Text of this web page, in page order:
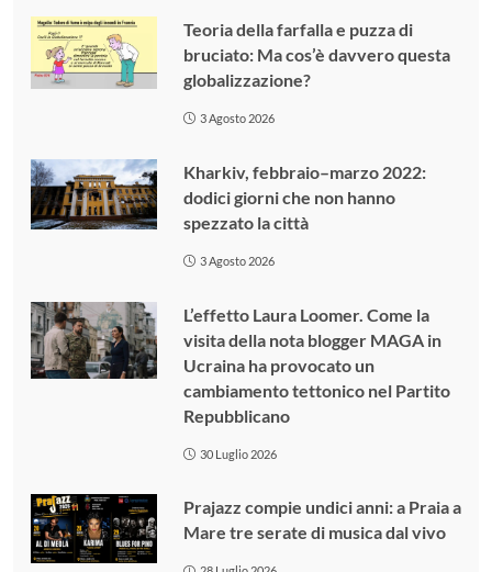
Teoria della farfalla e puzza di
bruciato: Ma cos’è davvero questa
globalizzazione?
3 Agosto 2026
Kharkiv, febbraio–marzo 2022:
dodici giorni che non hanno
spezzato la città
3 Agosto 2026
L’effetto Laura Loomer. Come la
visita della nota blogger MAGA in
Ucraina ha provocato un
cambiamento tettonico nel Partito
Repubblicano
30 Luglio 2026
Prajazz compie undici anni: a Praia a
Mare tre serate di musica dal vivo